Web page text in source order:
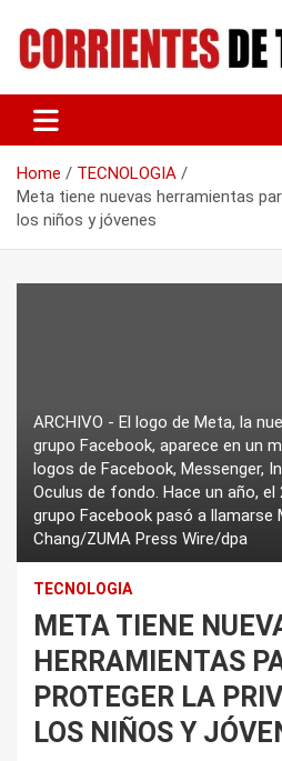
content
CORRIENTES DE
Home
TECNOLOGIA
Meta tiene nuevas herramientas
los niños y jóvenes
ARCHIVO - El logo de Meta, la
grupo Facebook, aparece en un
logos de Facebook, Messenger,
Oculus de fondo. Hace un año, el
grupo Facebook pasó a llamarse
Chang/ZUMA Press Wire/dpa
TECNOLOGIA
META TIENE
HERRAMIENTAS
PROTEGER LA
LOS NIÑOS Y